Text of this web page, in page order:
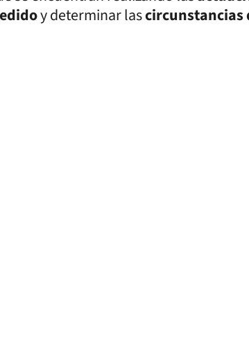
y determinar lascircunstancias